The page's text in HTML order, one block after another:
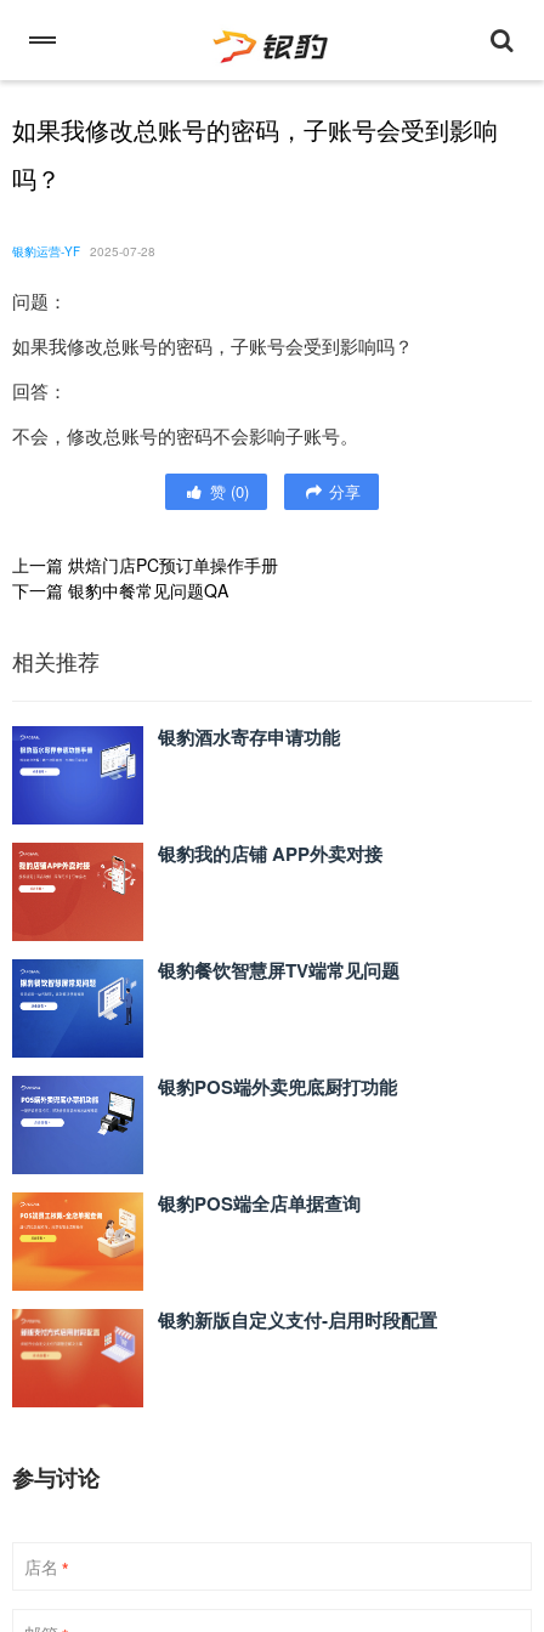
如果我修改总账号的密码，子账号会受到影响
吗？
银豹运营-YF 2025-07-28
问题：
如果我修改总账号的密码，子账号会受到影响吗？
回答：
不会，修改总账号的密码不会影响子账号。
赞 (0) 分享
上一篇 烘焙门店PC预订单操作手册
下一篇 银豹中餐常见问题QA
相关推荐
银豹酒水寄存申请功能
银豹我的店铺 APP外卖对接
银豹餐饮智慧屏TV端常见问题
银豹POS端外卖兜底厨打功能
银豹POS端全店单据查询
银豹新版自定义支付‑启用时段配置
参与讨论
店名 *